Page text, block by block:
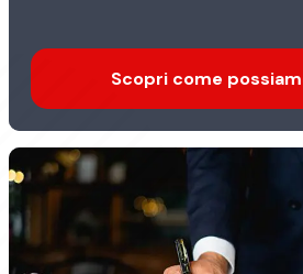
Scopri come